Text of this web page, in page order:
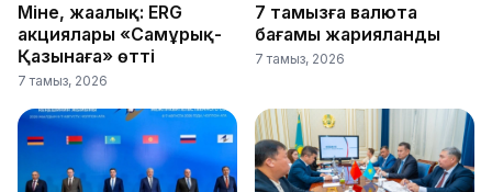
Міне, жаңалық: ERG
акциялары «Самұрық-
Қазынаға» өтті
7 тамыз, 2026
7 тамызға валюта
бағамы жарияланды
7 тамыз, 2026